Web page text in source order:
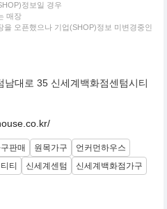
정보일 경우
매장
오픈했으나 기업(SHOP)정보 미변경중인
남대로 35 신세계백화점센텀시티
판매 원목가구
언커먼하우스
티
신세계센텀 신세계백화점가구